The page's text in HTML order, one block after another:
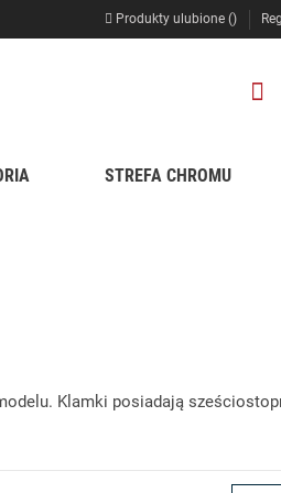
Produkty ulubione ()
STREFA CHROMU
Klamki posiadają